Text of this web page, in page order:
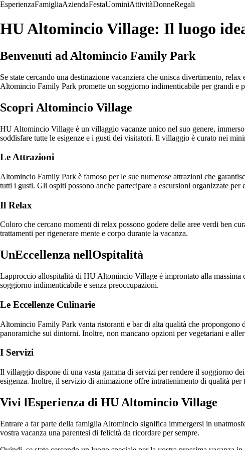
EsperienzaFamigliaAziendaFestaUominiAttivitàDonneRegali
HU Altomincio Village: Il luogo
Benvenuti ad Altomincio Family Park
Se state cercando una destinazione vacanziera che unisca divertimento,
Altomincio Family Park promette un soggiorno indimenticabile per grandi e
Scopri Altomincio Village
HU Altomincio Village è un villaggio vacanze unico nel suo genere,
soddisfare tutte le esigenze e i gusti dei visitatori. Il villaggio è curato nei
Le Attrazioni
Altomincio Family Park è famoso per le sue numerose attrazioni che
tutti i gusti. Gli ospiti possono anche partecipare a escursioni organizzate per
Il Relax
Coloro che cercano momenti di relax possono godere delle aree verdi ben
trattamenti per rigenerare mente e corpo durante la vacanza.
UnEccellenza nellOspitalità
Lapproccio allospitalità di HU Altomincio Village è improntato alla massima
soggiorno indimenticabile e senza preoccupazioni.
Le Eccellenze Culinarie
Altomincio Family Park vanta ristoranti e bar di alta qualità che
panoramiche sui dintorni. Inoltre, non mancano opzioni per vegetariani e
I Servizi
Il villaggio dispone di una vasta gamma di servizi per rendere il soggiorno
esigenza. Inoltre, il servizio di animazione offre intrattenimento di qualità
Vivi lEsperienza di HU Altomincio Village
Entrare a far parte della famiglia Altomincio significa immergersi in
vostra vacanza una parentesi di felicità da ricordare per sempre.